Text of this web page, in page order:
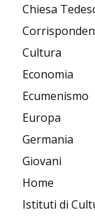
Chiesa
Cultura
Economia
Ecumenismo
Europa
Germania
Giovani
Home
Istituti di